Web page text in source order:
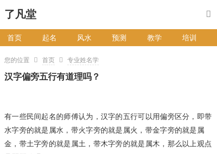
了凡堂
首页 起名 风水 预测 教学 培训
您的位置 首页 专业姓名学
汉字偏旁五行有道理吗？
有一些民间起名的师傅认为，汉字的五行可以用偏旁区分，即带
水字旁的就是属水，带火字旁的就是属火，带金字旁的就是属
金，带土字旁的就是属土，带木字旁的就是属木，那么以上观点